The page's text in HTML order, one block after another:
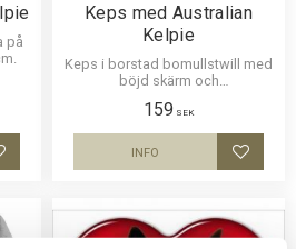
på
till i favoriter
Keps med Australian
Kelpie
Keps i borstad bomullstwill med
böjd skärm och
siluettmotiv av en Australian
Kelpie.
159 SEK
Lägg
INFO